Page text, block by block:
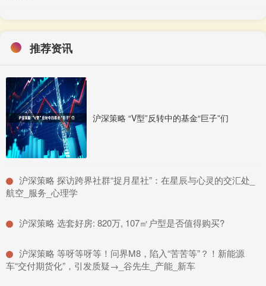
推荐资讯
沪深策略 “V型”反转中的基金“巨子”们
​沪深策略 探访跨界社群“捉月星社”：在星辰与心灵的交汇处_
航空_服务_心理学
​沪深策略 选套好房: 820万, 107㎡户型是否值得购买?
​沪深策略 等呀等呀等！问界M8，陷入“苦苦等”？！新能源
车“交付期货化”，引发质疑→_谷先生_产能_新车